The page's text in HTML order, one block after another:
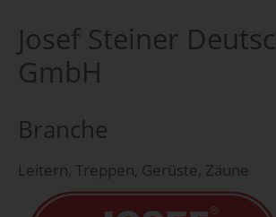
Josef Steiner
GmbH
Branche
Leitern, Treppen, Gerüste, Zäune